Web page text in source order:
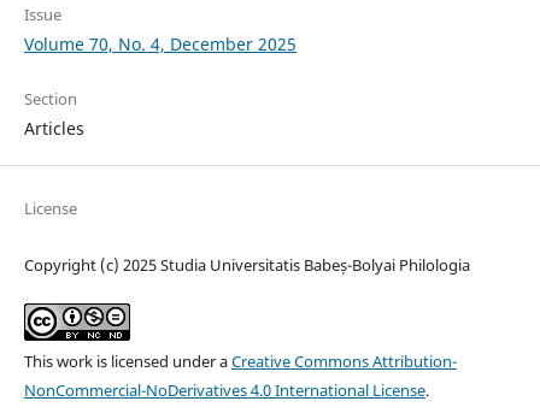
Issue
Volume 70, No. 4, December 2025
Section
Articles
License
Copyright (c) 2025 Studia Universitatis Babeș-Bolyai Philologia
This work is licensed under aCreative Commons Attribution-
NonCommercial-NoDerivatives 4.0 International License.